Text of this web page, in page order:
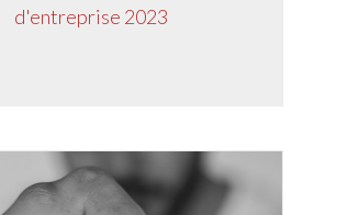
d'entreprise 2023